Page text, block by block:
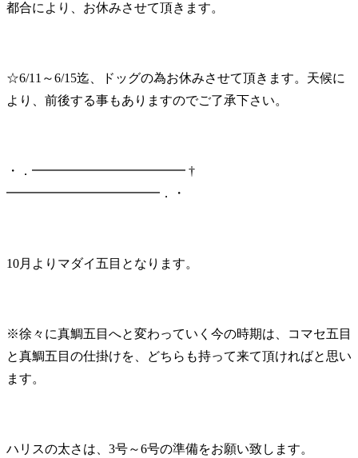
都合により、お休みさせて頂きます。
☆6/11～6/15迄、ドッグの為お休みさせて頂きます。天候に
より、前後する事もありますのでご了承下さい。
・．━━━━━━━━━━━━ †
━━━━━━━━━━━━．・
10月よりマダイ五目となります。
※徐々に真鯛五目へと変わっていく今の時期は、コマセ五目
と真鯛五目の仕掛けを、どちらも持って来て頂ければと思い
ます。
ハリスの太さは、3号～6号の準備をお願い致します。